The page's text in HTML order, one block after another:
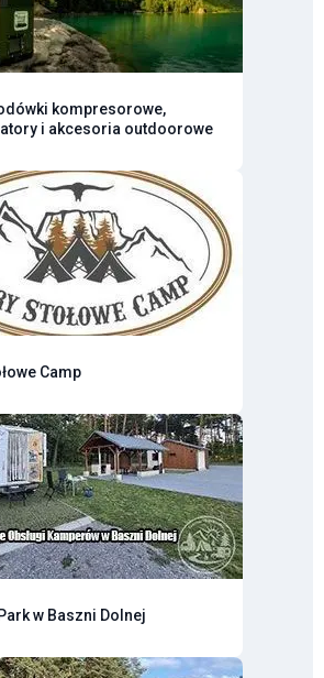
kompresorowe,
i akcesoria outdoorowe
Camp
w Baszni Dolnej